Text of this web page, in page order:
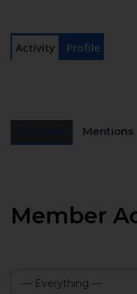
Activity Profile
Mentions
Member
— Everything —